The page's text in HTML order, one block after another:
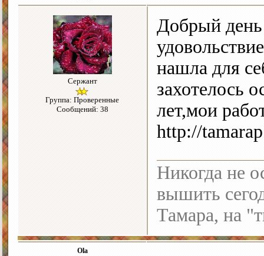
Сержант
Группа: Проверенные
Сообщений: 38
Добрый
нашла для
захотелось
лет,мои
http://
Никогда не
вышить
Тамара, на
Ola